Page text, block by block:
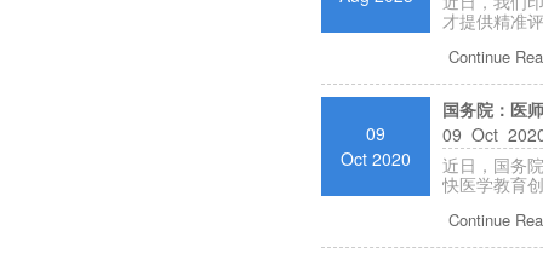
才提供精准
Continue
09
Oct 2020
国务院：医
09 Oct
近日，国务
快医学教育
Continue